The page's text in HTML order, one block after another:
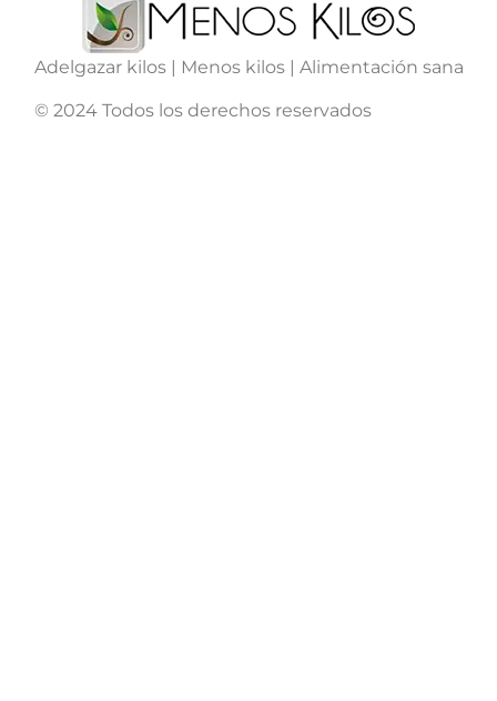
Adelgazar kilos | Menos kilos | Alimentación sana
© 2024 Todos los derechos reservados